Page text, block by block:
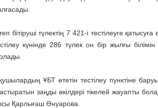
бітіруші түлектің 7 421-і тестілеуге қатысуға
күнінде 286 түлек он бір жылғы білімін
ҰБТ өтетін тестілеу пунктіне
заңды өкілдері тікелей жауапты
Қарлығаш Әнуарова.